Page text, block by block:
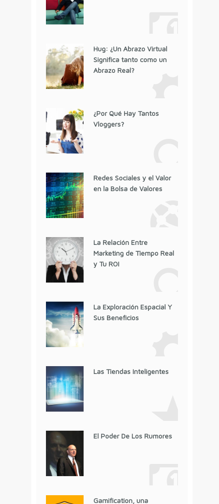
Hug: ¿Un Abrazo Virtual
Significa tanto como un
Abrazo Real?
¿Por Qué Hay Tantos
Vloggers?
Redes Sociales y el Valor
en la Bolsa de Valores
La Relación Entre
Marketing de Tiempo Real
y Tu ROI
La Exploración Espacial Y
Sus Beneficios
Las Tiendas Inteligentes
El Poder De Los Rumores
Gamification, una